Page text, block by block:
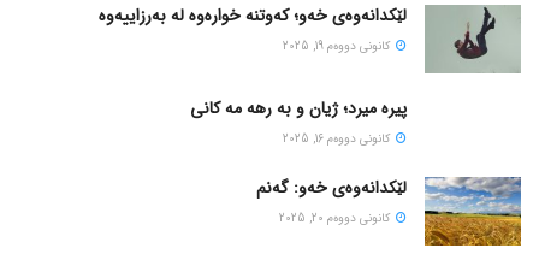
لێکدانەوەی خەو؛ کەوتنە خوارەوە لە بەرزاییەوە
كانونی دووه‌م 19, 2025
پیره میرد؛ ژیان و به رهه مه کانی
كانونی دووه‌م 16, 2025
لێکدانەوەی خەو: گەنم
كانونی دووه‌م 20, 2025